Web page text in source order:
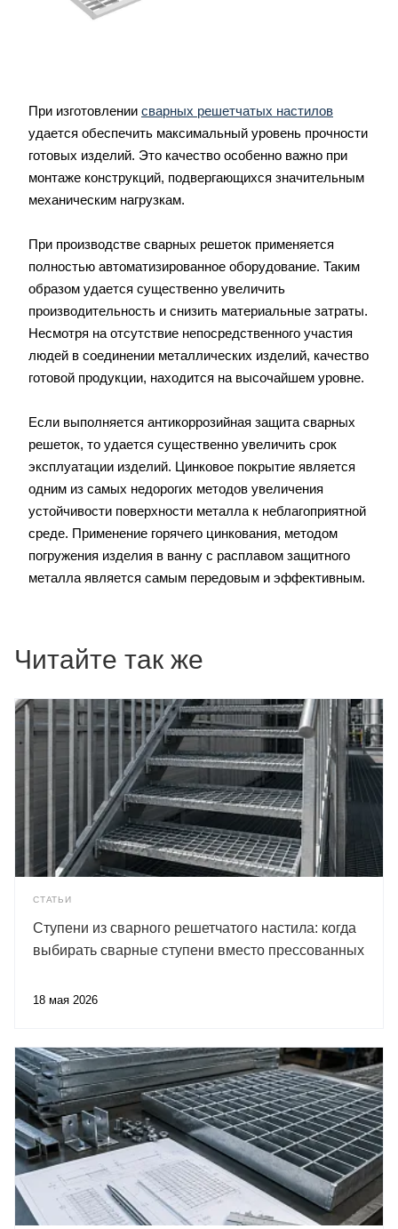
При изготовлении сварных решетчатых настилов
удается обеспечить максимальный уровень прочности
готовых изделий. Это качество особенно важно при
монтаже конструкций, подвергающихся значительным
механическим нагрузкам.
При производстве сварных решеток применяется
полностью автоматизированное оборудование. Таким
образом удается существенно увеличить
производительность и снизить материальные затраты.
Несмотря на отсутствие непосредственного участия
людей в соединении металлических изделий, качество
готовой продукции, находится на высочайшем уровне.
Если выполняется антикоррозийная защита сварных
решеток, то удается существенно увеличить срок
эксплуатации изделий. Цинковое покрытие является
одним из самых недорогих методов увеличения
устойчивости поверхности металла к неблагоприятной
среде. Применение горячего цинкования, методом
погружения изделия в ванну с расплавом защитного
металла является самым передовым и эффективным.
Читайте так же
СТАТЬИ
Ступени из сварного решетчатого настила: когда
выбирать сварные ступени вместо прессованных
18 мая 2026